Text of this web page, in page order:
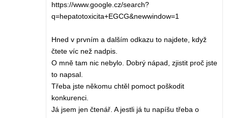
https://www.google.cz/search?
q=hepatotoxicita+EGCG&newwindow=1
Hned v prvním a dalším odkazu to najdete, když
čtete víc než nadpis.
O mně tam nic nebylo. Dobrý nápad, zjistit proč jste
to napsal.
Třeba jste někomu chtěl pomoct poškodit
konkurenci.
Já jsem jen čtenář. A jestli já tu napíšu třeba o